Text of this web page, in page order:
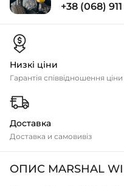
+38 (068) 911
Низкі ціни
Гарантія співвідношення ціни
Доставка
Доставка и самовивіз
ОПИС MARSHAL